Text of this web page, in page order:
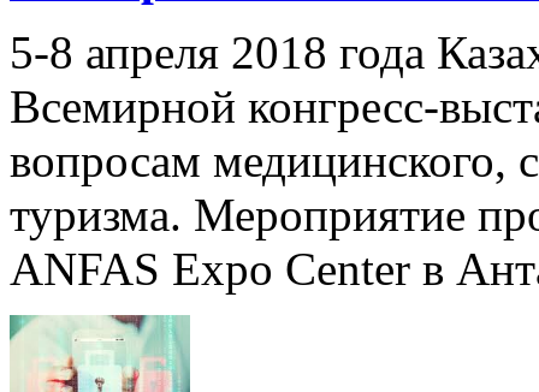
5-8 апреля 2018 года
Всемирной конгресс-
вопросам медицинского,
туризма. Мероприятие
ANFAS Expo Center в